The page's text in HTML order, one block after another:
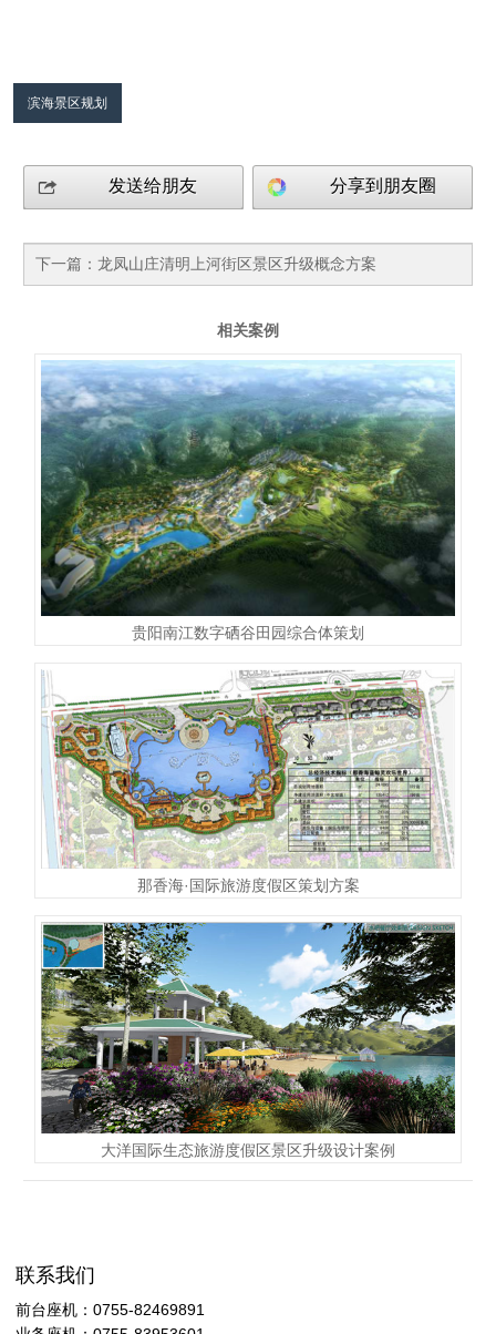
滨海景区规划
发送给朋友 分享到朋友圈
下一篇： 龙凤山庄清明上河街区景区升级概念方案
相关案例
贵阳南江数字硒谷田园综合体策划
那香海·国际旅游度假区​策划方案
大洋国际生态旅游度假区景区升级设计案例
联系我们
前台座机：0755-82469891